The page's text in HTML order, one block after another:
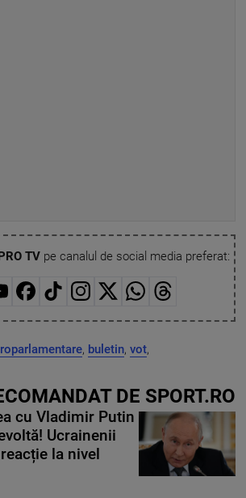
TV pe canalul de social media preferat:
, buletin, vot,
DE SPORT.RO
cu Vladimir Putin
Ucrainenii
la nivel